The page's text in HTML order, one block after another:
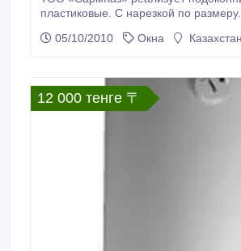
пластиковые. С нарезкой по
комплектующие..
05/10/2010 Окна
12 000 тенге 〒